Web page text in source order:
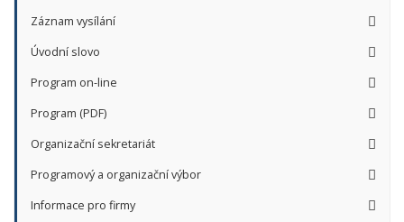
Záznam vysílání
Úvodní slovo
Program on-line
Program (PDF)
Organizační sekretariát
Programový a organizační výbor
Informace pro firmy